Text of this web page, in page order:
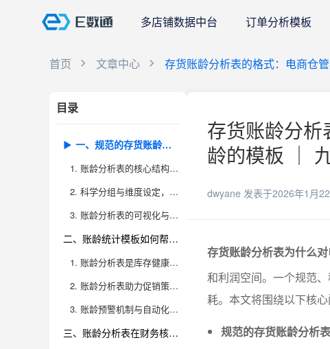
多店铺数据中台 订单分析模板
首页 文章中心 存货账龄分析表的格式：电商仓
目录
一、规范的存货账龄分析表格式是仓库管理精细化的基础
1. 账龄分析表的核心结构与字段设置
2. 科学分组与维度设定，适配多场景需求
3. 账龄分析表的可视化与动态更新
二、账龄统计模板如何帮助电商企业提前预警库存风险
1. 账龄分析表是库存健康的晴雨表
2. 账龄分析表助力促销策略与清仓决策
3. 账龄预警机制与自动化流程设计
三、账龄分析表在财务核算、数据决策中的价值体现
存货账龄分
龄的模板 ｜
dwyane 发表于2026年1月
存货账龄分析表为什么对
和利润空间。一个规范
耗。本文将围绕以下核心
规范的存货账龄分析